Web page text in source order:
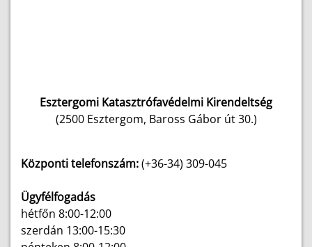
Esztergomi Katasztrófavédelmi Kirendeltség
(2500 Esztergom, Baross Gábor út 30.)
Központi telefonszám:(+36-34) 309-045
Ügyfélfogadás
hétfőn 8:00-12:00
szerdán 13:00-15:30